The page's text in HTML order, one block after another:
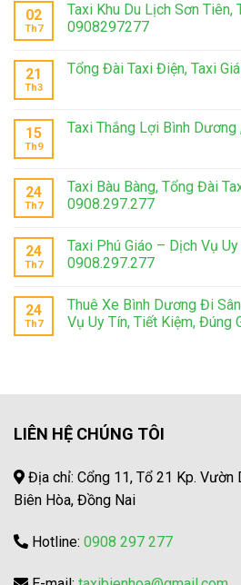
02
Th7
Taxi Khu Du Lịch Sơn Tiên,
0908297277
21
Th3
Tổng Đài Taxi Điện, Taxi
15
Th9
Taxi Thắng Lợi Bình
24
Th7
Taxi Bàu Bàng, Tổng Đài
0908.297.277
24
Th7
Taxi Phú Giáo – Dịch Vụ Uy
0908.297.277
24
Th7
Thuê Xe Bình Dương Đi
Vụ Uy Tín, Tiết Kiệm, Đúng
LIÊN HỆ CHÚNG TÔI
Địa chỉ: Cổng 11, Tổ 21 Kp. Vườn
Biên Hòa, Đồng Nai
Hotline: 0908 297 277